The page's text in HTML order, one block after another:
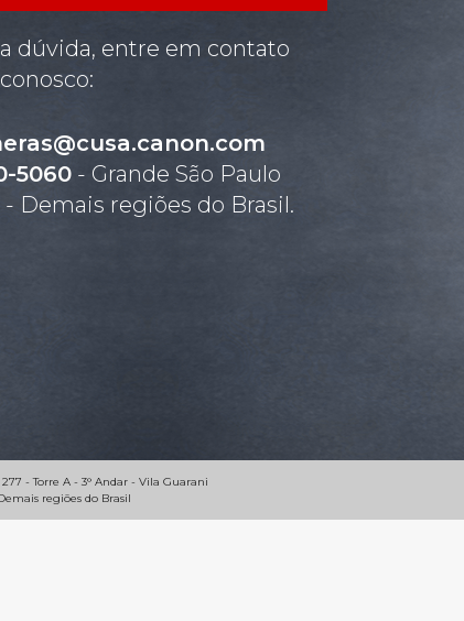
dúvida, entre em contato
conosco:
5060 - Grande São Paulo
- Demais regiões do Brasil.
277 - Torre A - 3° Andar - Vila Guarani
regiões do Brasil